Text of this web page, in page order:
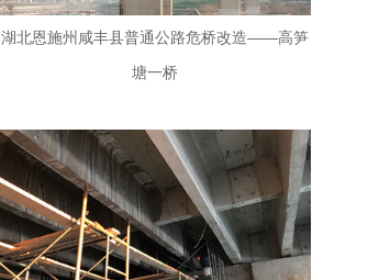
湖北恩施州咸丰县普通公路危桥改造——高笋
塘一桥